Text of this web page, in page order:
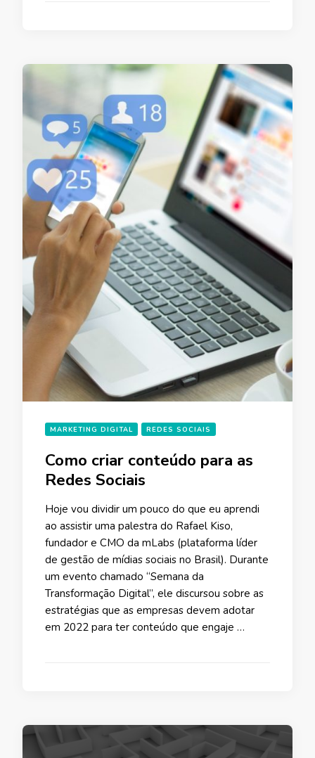
MARKETING DIGITAL REDES SOCIAIS
Como criar conteúdo para as
Redes Sociais
Hoje vou dividir um pouco do que eu aprendi
ao assistir uma palestra do Rafael Kiso,
fundador e CMO da mLabs (plataforma líder
de gestão de mídias sociais no Brasil). Durante
um evento chamado “Semana da
Transformação Digital”, ele discursou sobre as
estratégias que as empresas devem adotar
em 2022 para ter conteúdo que engaje …